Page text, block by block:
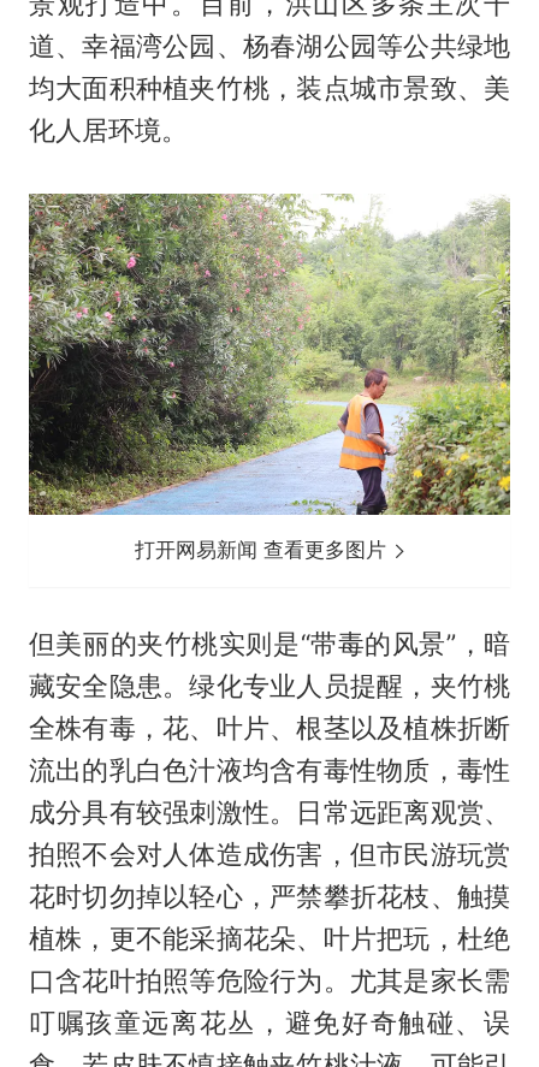
道、幸福湾公园、杨春湖公园等公共绿地
均大面积种植夹竹桃，装点城市景致、美
化人居环境。
打开网易新闻 查看更多图片
但美丽的夹竹桃实则是“带毒的风景”，暗
藏安全隐患。绿化专业人员提醒，夹竹桃
全株有毒，花、叶片、根茎以及植株折断
流出的乳白色汁液均含有毒性物质，毒性
成分具有较强刺激性。日常远距离观赏、
拍照不会对人体造成伤害，但市民游玩赏
花时切勿掉以轻心，严禁攀折花枝、触摸
植株，更不能采摘花朵、叶片把玩，杜绝
口含花叶拍照等危险行为。尤其是家长需
叮嘱孩童远离花丛，避免好奇触碰、误